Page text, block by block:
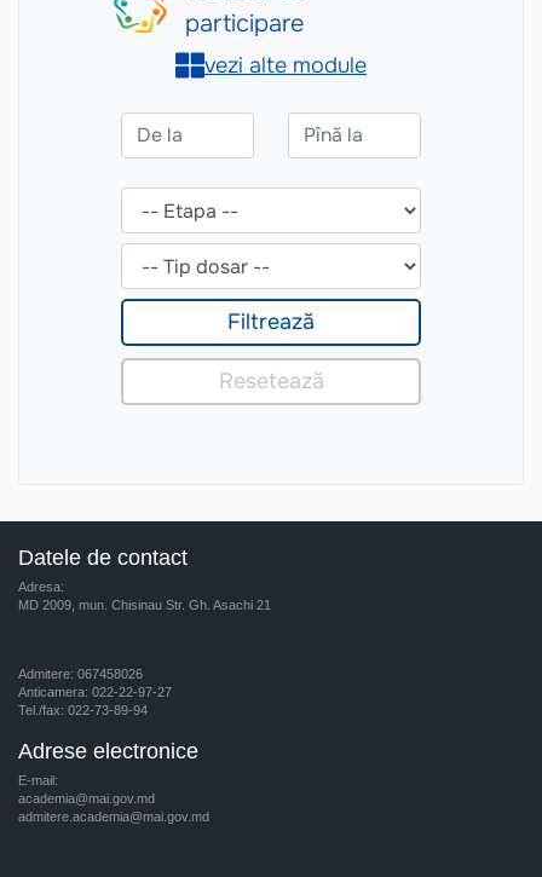
Datele de contact
Adresa:
MD 2009, mun. Chisinau Str. Gh. Asachi 21
Admitere: 067458026
Anticamera: 022-22-97-27
Tel./fax: 022-73-89-94
Adrese electronice
E-mail:
academia@mai.gov.md
admitere.academia@mai.gov.md